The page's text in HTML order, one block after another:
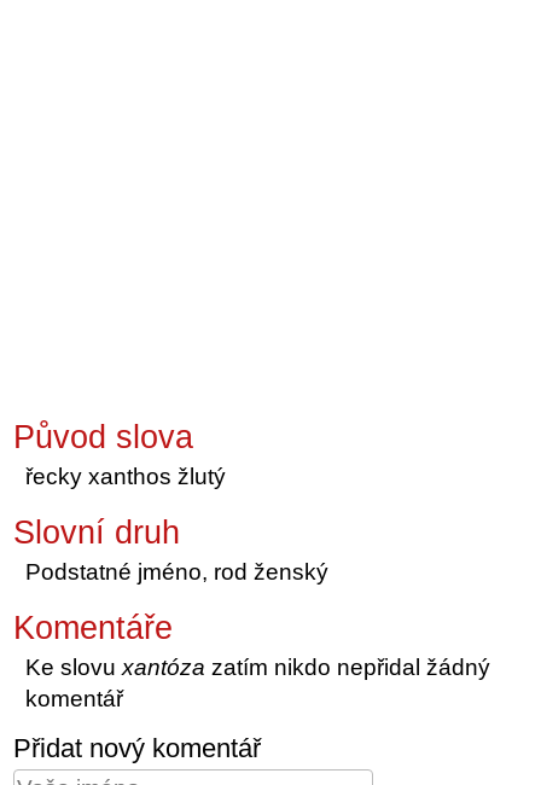
Původ slova
řecky xanthos žlutý
Slovní druh
Podstatné jméno, rod ženský
Komentáře
Ke slovuxantóza zatím nikdo nepřidal žádný
komentář
Přidat nový komentář